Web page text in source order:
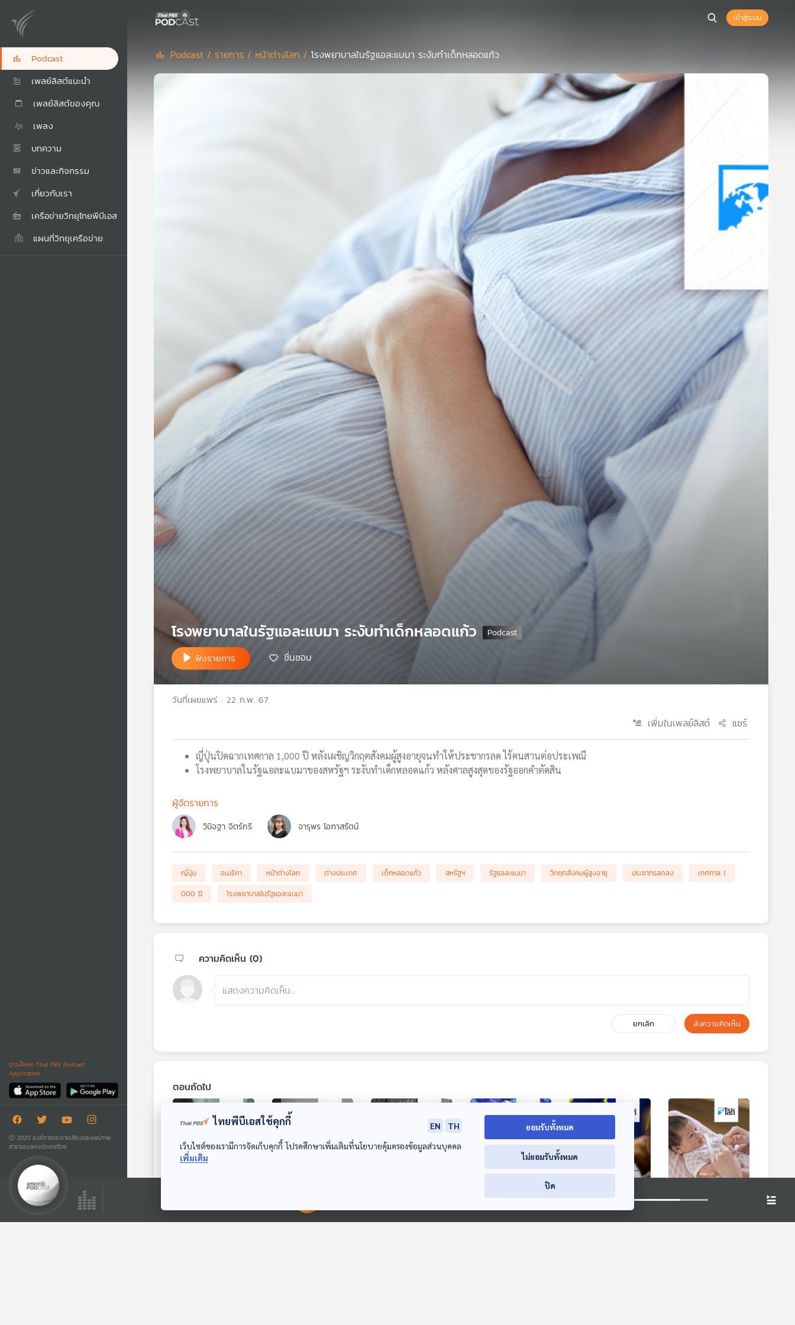
Podcast
เพลย์ลิสต์แนะนำ
เพลย์ลิสต์ของคุณ
เพลง
บทความ
ข่าวและกิจกรรม
เกี่ยวกับเรา
เครือข่ายวิทยุไทยพีบีเอส
แผนที่วิทยุเครือข่าย
ดาวน์โหลด Thai PBS Podcast
Application
Ⓒ 2020 องค์การกระจายเสียงและแพร่ภาพ
สาธารณะแห่งประเทศไทย
เข้าสู่ระบบ
Podcast / รายการ / หน้าต่างโลก / โรงพยาบาลในรัฐแอละแบมา ระงับทำเด็กหลอดแก้ว
โรงพยาบาลในรัฐแอละแบมา ระงับทำเด็กหลอดแก้ว
ฟังรายการ ชื่นชอบ
วันที่เผยแพร่ : 22 ก.พ. 67
เพิ่มในเพลย์ลิสต์ แชร์
ญี่ปุ่นปิดฉากเทศกาล 1,000 ปี หลังเผชิญวิกฤตสังคมผู้สูงอายุจนทำให้ประชากรลด ไร้คนสานต่อประเพณี
โรงพยาบาลในรัฐแอละแบมาของสหรัฐฯ ระงับทำเด็กหลอดแก้ว หลังศาลสูงสุดของรัฐออกคำตัดสิน
ผู้จัดรายการ
วินิจฐา จิตร์กรี จารุพร โอภาสรัตน์
ญี่ปุ่น อเมริกา หน้าต่างโลก ต่างประเทศ เด็กหลอดแก้ว สหรัฐฯ รัฐแอละแบมา วิกฤตสังคมผู้สูงอายุ ประชากรลดลง
เทศกาล 1
000 ปี
โรงพยาบาลในรัฐแอละแบมา
ความคิดเห็น (0)
ยกเลิก ส่งความคิดเห็น
ตอนถัดไป
iPhone ลงแช่
ข้าวสาร
หน้าต่างโลก
อเมริกัน 40% เลี่ยง
จ้างคน Gen Z
หน้าต่างโลก
ต่อคลิป - เสียง จะ
ถูกนำมาใช้ในการหา
หน้าต่างโลก
ทฤษฏีสมคบคิด "เทย์
เลอร์ สวิฟต์" คบนัก
อเมริกันฟุตบอล ส่วน
หน้าต่างโลก
สมาชิก NATO
หน้าต่างโลก หน้าต่างโลก
00:00:00
ไทยพีบีเอสใช้คุกกี้ EN
TH
เว็บไซต์ของเรามีการจัดเก็บคุกกี้ โปรดศึกษาเพิ่มเติมที่นโยบายคุ้มครองข้อมูลส่วนบุคคล
เพิ่มเติม
ยอมรับทั้งหมด
ไม่ยอมรับทั้งหมด
ปิด